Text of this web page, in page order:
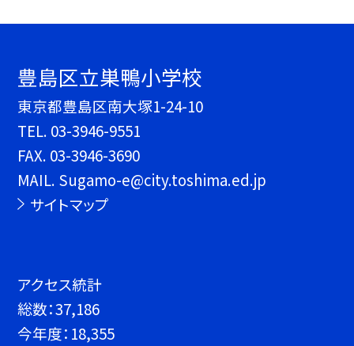
豊島区立巣鴨小学校
東京都豊島区南大塚1-24-10
TEL. 03-3946-9551
FAX. 03-3946-3690
MAIL. Sugamo-e@city.toshima.ed.jp
サイトマップ
アクセス統計
総数：37,186
今年度： 18,355